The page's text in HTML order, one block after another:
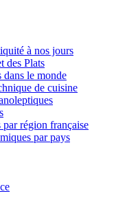
à nos jours
des Plats
dans le monde
de cuisine
par région française
par pays